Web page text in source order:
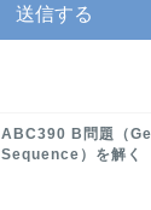
ABC390 B問題（
Sequence）を解く